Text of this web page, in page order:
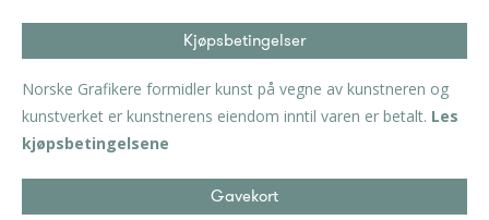
Kjøpsbetingelser
Norske Grafikere formidler kunst på vegne av kunstneren og
kunstverket er kunstnerens eiendom inntil varen er betalt. Les
kjøpsbetingelsene
Gavekort